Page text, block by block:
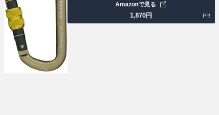
1,870円
Amazonで見る
PR